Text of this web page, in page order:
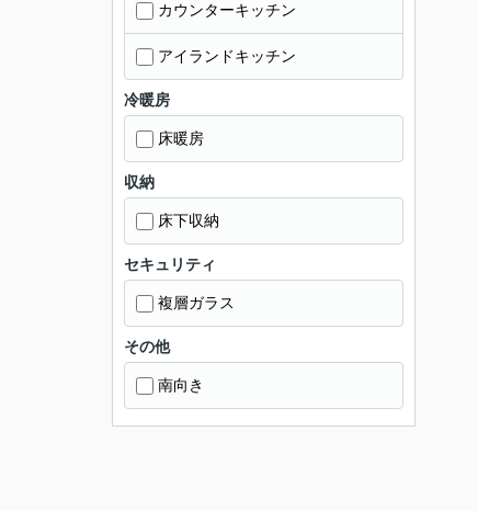
カウンターキッチン
アイランドキッチン
冷暖房
床暖房
収納
床下収納
セキュリティ
複層ガラス
その他
南向き